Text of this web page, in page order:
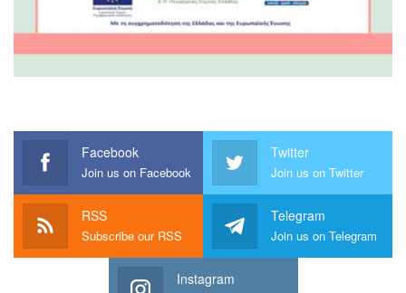
Facebook
Join us on Facebook
Twitter
Join us on Twitter
RSS
Subscribe our RSS
Telegram
Join us on Telegram
Instagram